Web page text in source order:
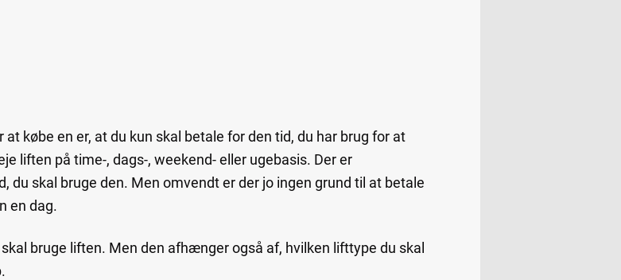
købe en er, at du kun skal betale for den tid, du har brug for at
liften på time-, dags-, weekend- eller ugebasis. Der er
du skal bruge den. Men omvendt er der jo ingen grund til at betale
en dag.
bruge liften. Men den afhænger også af, hvilken lifttype du skal